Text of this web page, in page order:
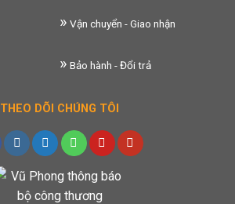
» Vận chuyển - Giao nhận
» Bảo hành - Đổi trả
THEO DÕI CHÚNG TÔI